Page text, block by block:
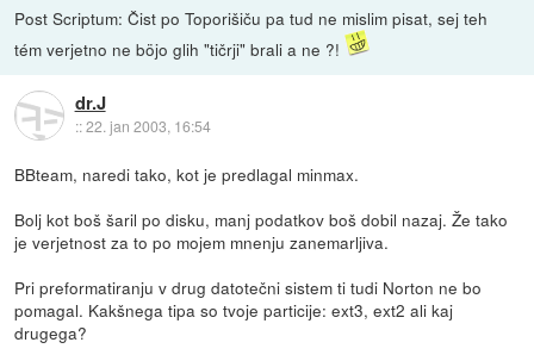
Post Scriptum: Čist po Toporišiču pa tud ne mislim pisat, sej teh
tém verjetno ne böjo glih "tičrji" brali a ne ?!
dr.J
::22. jan 2003, 16:54
BBteam, naredi tako, kot je predlagal minmax.
Bolj kot boš šaril po disku, manj podatkov boš dobil nazaj. Že tako
je verjetnost za to po mojem mnenju zanemarljiva.
Pri preformatiranju v drug datotečni sistem ti tudi Norton ne bo
pomagal. Kakšnega tipa so tvoje particije: ext3, ext2 ali kaj
drugega?